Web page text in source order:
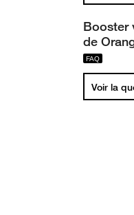
Booster
de
Voir la